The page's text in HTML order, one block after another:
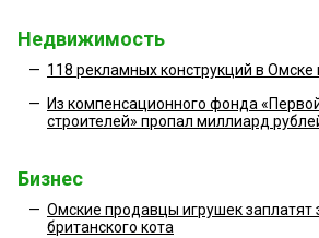
Недвижимость
— 118 рекламных конструкций в
— Из компенсационного фонда
строителей» пропал миллиард
Бизнес
— Омские продавцы игрушек заплатят
британского кота